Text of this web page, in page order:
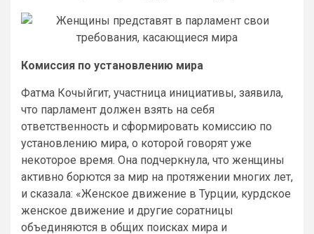
Комиссия по установлению мира
Фатма Кочыйгит, участница инициативы, заявила,
что парламент должен взять на себя
ответственность и сформировать комиссию по
установлению мира, о которой говорят уже
некоторое время. Она подчеркнула, что женщины
активно борются за мир на протяжении многих лет,
и сказала: «Женское движение в Турции, курдское
женское движение и другие соратницы
объединяются в общих поисках мира и